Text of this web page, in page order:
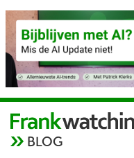
BLOG